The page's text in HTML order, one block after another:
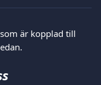
är kopplad till